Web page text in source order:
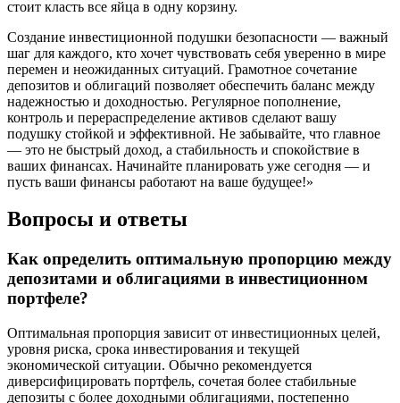
стоит класть все яйца в одну корзину.
Создание инвестиционной подушки безопасности — важный
шаг для каждого, кто хочет чувствовать себя уверенно в мире
перемен и неожиданных ситуаций. Грамотное сочетание
депозитов и облигаций позволяет обеспечить баланс между
надежностью и доходностью. Регулярное пополнение,
контроль и перераспределение активов сделают вашу
подушку стойкой и эффективной. Не забывайте, что главное
— это не быстрый доход, а стабильность и спокойствие в
ваших финансах. Начинайте планировать уже сегодня — и
пусть ваши финансы работают на ваше будущее!»
Вопросы и ответы
Как определить оптимальную пропорцию между
депозитами и облигациями в инвестиционном
портфеле?
Оптимальная пропорция зависит от инвестиционных целей,
уровня риска, срока инвестирования и текущей
экономической ситуации. Обычно рекомендуется
диверсифицировать портфель, сочетая более стабильные
депозиты с более доходными облигациями, постепенно